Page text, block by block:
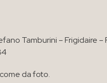
Tamburini – Frigidaire –
da foto.